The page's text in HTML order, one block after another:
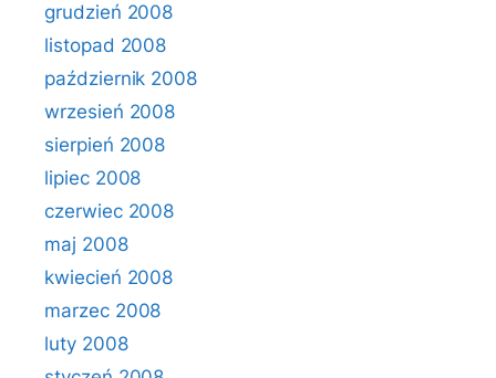
grudzień 2008
listopad 2008
październik 2008
wrzesień 2008
sierpień 2008
lipiec 2008
czerwiec 2008
maj 2008
kwiecień 2008
marzec 2008
luty 2008